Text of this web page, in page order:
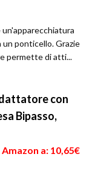
ponticello. Grazie
permette di atti...
con
Bipasso,
a: 10,65€